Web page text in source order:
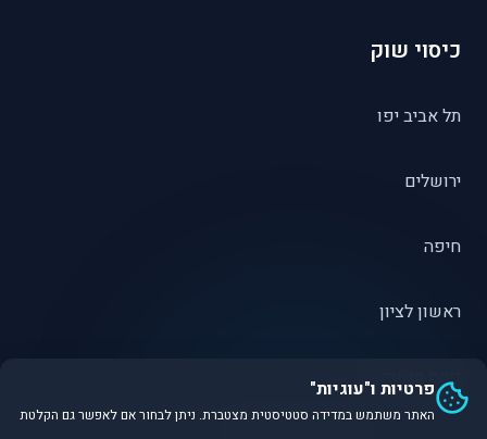
כיסוי שוק
תל אביב יפו
ירושלים
חיפה
ראשון לציון
פתח תקווה
פרטיות ו"עוגיות"
האתר משתמש במדידה סטטיסטית מצטברת. ניתן לבחור אם לאפשר גם הקלטת